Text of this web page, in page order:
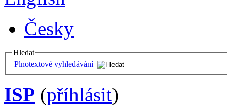
Česky
Hledat
Plnotextové vyhledávání
ISP (příhlásit)